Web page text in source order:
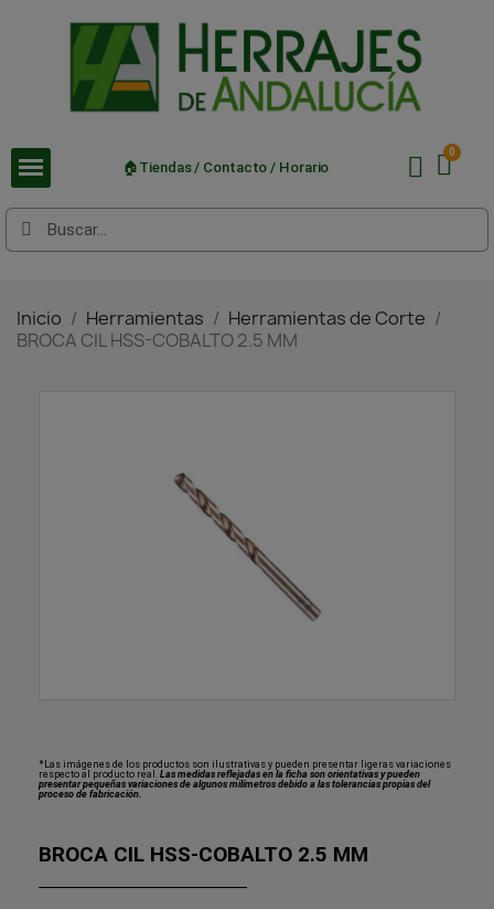
🏠Tiendas / Contacto / Horario
Inicio Herramientas
Herramientas de Corte
BROCA CIL HSS-COBALTO 2.5 MM
*Las imágenes de los productos son ilustrativas y pueden presentar ligeras variaciones
respecto al producto real. Las medidas reflejadas en la ficha son orientativas y pueden
presentar pequeñas variaciones de algunos milímetros debido a las tolerancias propias del
proceso de fabricación.
BROCA CIL HSS-COBALTO 2.5 MM